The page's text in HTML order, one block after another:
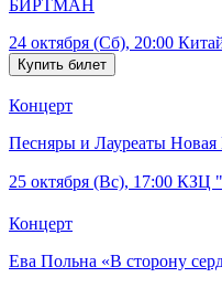
БИРТМАН
24 октября (Сб), 20:00
Концерт
Песняры и Лауреаты Новая
25 октября (Вс), 17:00 КЗЦ
Концерт
Ева Польна «В сторону